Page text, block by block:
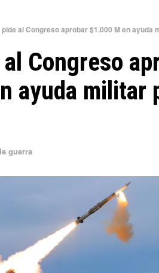
pide al Congreso aprobar $1.000 M en ayuda
Congreso
ayuda militar
guerra